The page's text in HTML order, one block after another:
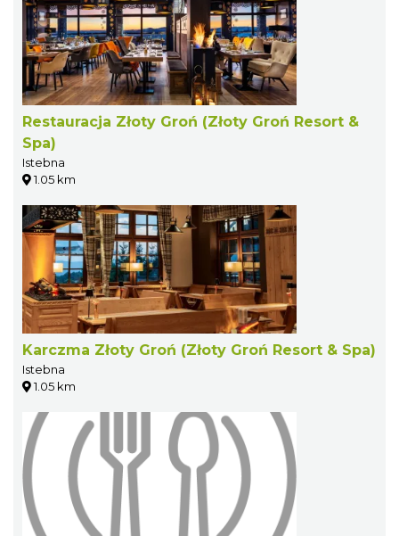
Restauracja Złoty Groń (Złoty Groń Resort &
Spa)
Istebna
1.05 km
Karczma Złoty Groń (Złoty Groń Resort & Spa)
Istebna
1.05 km